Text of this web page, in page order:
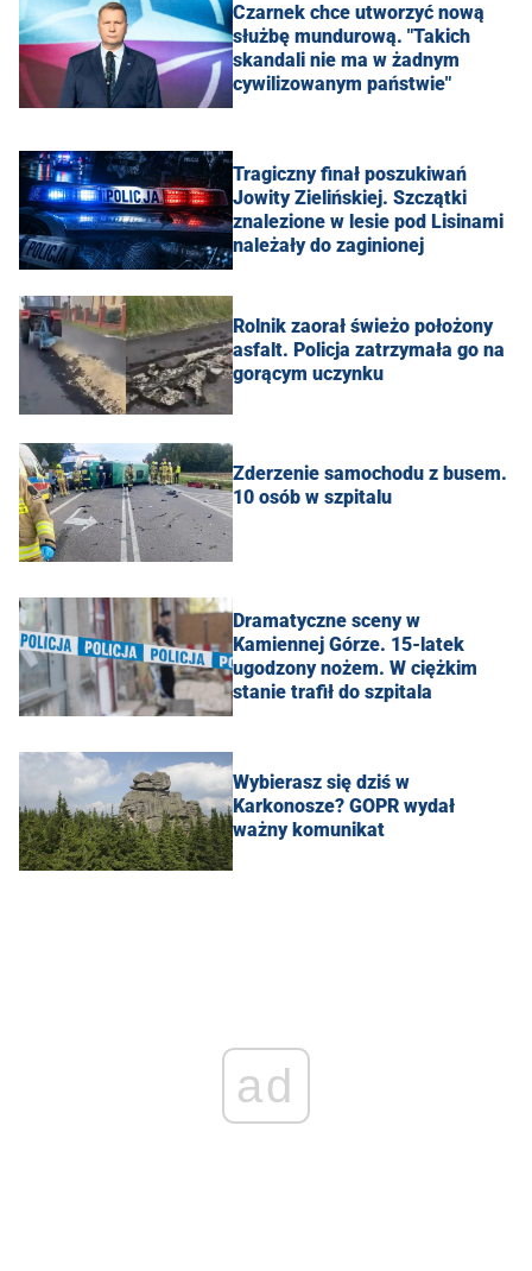
Czarnek chce utworzyć nową
służbę mundurową. "Takich
skandali nie ma w żadnym
cywilizowanym państwie"
Tragiczny finał poszukiwań
Jowity Zielińskiej. Szczątki
znalezione w lesie pod Lisinami
należały do zaginionej
Rolnik zaorał świeżo położony
asfalt. Policja zatrzymała go na
gorącym uczynku
Zderzenie samochodu z busem.
10 osób w szpitalu
Dramatyczne sceny w
Kamiennej Górze. 15-latek
ugodzony nożem. W ciężkim
stanie trafił do szpitala
Wybierasz się dziś w
Karkonosze? GOPR wydał
ważny komunikat
ad